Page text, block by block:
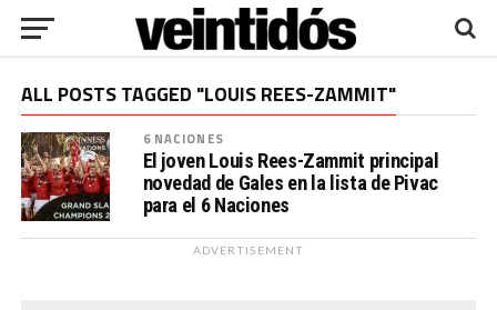
ALL POSTS TAGGED "LOUIS REES-ZAMMIT"
6 NACIONES
El joven Louis Rees-Zammit principal
novedad de Gales en la lista de Pivac
para el 6 Naciones
ADVERTISEMENT